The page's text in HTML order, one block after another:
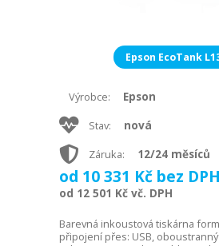
Epson EcoTank
Výrobce: Epson
Stav: nová
Záruka: 12/24 měsíců
od 10 331 Kč bez DPH
od 12 501 Kč vč. DPH
Barevná inkoustová tiskárna
připojení přes: USB,